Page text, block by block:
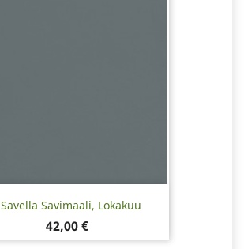
Savella Savimaali, Lokakuu
Hinta
42,00 €